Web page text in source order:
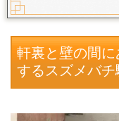
軒裏と壁の間
するスズメバチ